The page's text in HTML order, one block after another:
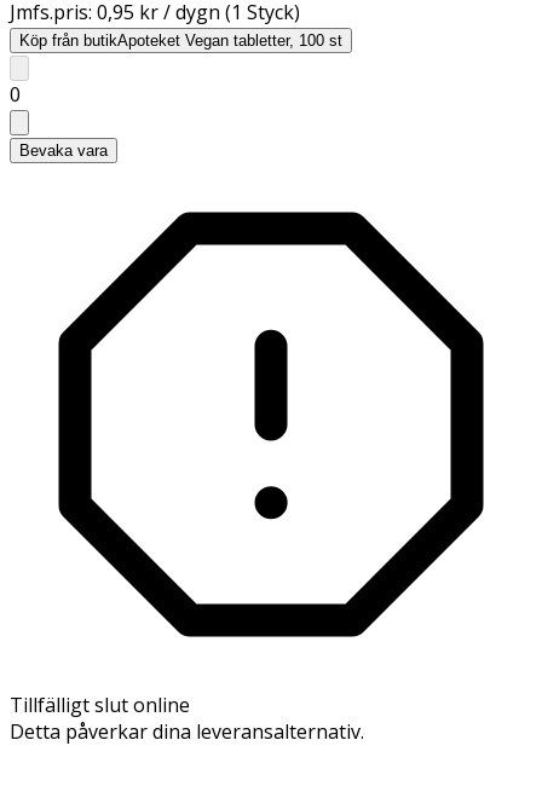
Jmfs.pris: 0,95 kr / dygn (1 Styck)
Köp från butikApoteket Vegan tabletter, 100 st
0
Bevaka vara
Tillfälligt slut online
Detta påverkar dina leveransalternativ.